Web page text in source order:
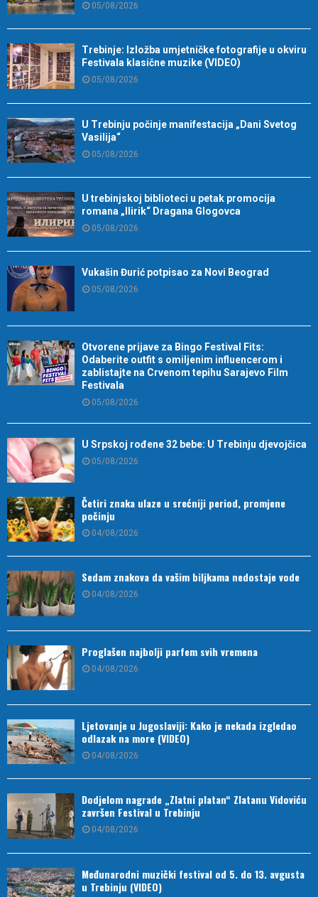
05/08/2026
Trebinje: Izložba umjetničke fotografije u okviru
Festivala klasične muzike (VIDEO)
05/08/2026
U Trebinju počinje manifestacija „Dani Svetog
Vasilija“
05/08/2026
U trebinjskoj biblioteci u petak promocija
romana „Ilirik“ Dragana Glogovca
05/08/2026
Vukašin Đurić potpisao za Novi Beograd
05/08/2026
Otvorene prijave za Bingo Festival Fits:
Odaberite outfit s omiljenim influencerom i
zablistajte na Crvenom tepihu Sarajevo Film
Festivala
05/08/2026
U Srpskoj rođene 32 bebe: U Trebinju djevojčica
05/08/2026
Četiri znaka ulaze u srećniji period, promjene
počinju
04/08/2026
Sedam znakova da vašim biljkama nedostaje vode
04/08/2026
Proglašen najbolji parfem svih vremena
04/08/2026
Ljetovanje u Jugoslaviji: Kako je nekada izgledao
odlazak na more (VIDEO)
04/08/2026
Dodjelom nagrade „Zlatni platan“ Zlatanu Vidoviću
završen Festival u Trebinju
04/08/2026
Međunarodni muzički festival od 5. do 13. avgusta
u Trebinju (VIDEO)